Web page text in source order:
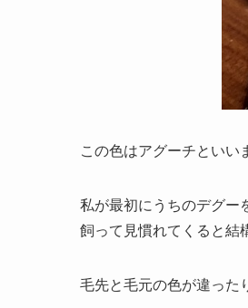
この色はアグーチといい
私が最初にうちのデグー
飼って見慣れてくると結
毛先と毛元の色が違った